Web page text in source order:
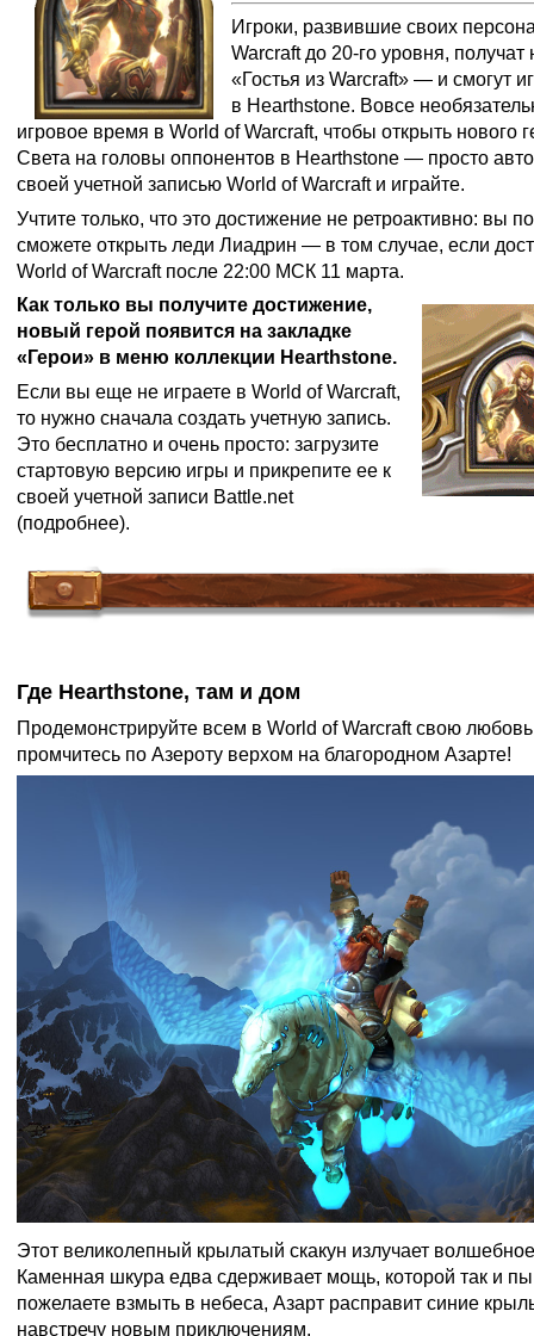
Игроки, развившие своих
Warcraft до 20-го уровня,
«Гостья из Warcraft» — и смогут
в Hearthstone. Вовсе
игровое время в World of Warcraft, чтобы открыть нового
Света на головы оппонентов в Hearthstone — просто
своей учетной записью World of Warcraft и играйте.
Учтите только, что это достижение не ретроактивно: вы
сможете открыть леди Лиадрин — в том случае, если
World of Warcraft после 22:00 МСК 11 марта.
Как только вы получите достижение,
новый герой появится на закладке
«Герои» в меню коллекции Hearthstone.
Если вы еще не играете в World of Warcraft,
то нужно сначала создать учетную запись.
Это бесплатно и очень просто: загрузите
стартовую версию игры и прикрепите ее к
своей учетной записи Battle.net
(подробнее).
Где Hearthstone, там и дом
Продемонстрируйте всем в World of Warcraft свою
промчитесь по Азероту верхом на благородном Азарте!
Этот великолепный крылатый скакун излучает
Каменная шкура едва сдерживает мощь, которой так и
пожелаете взмыть в небеса, Азарт расправит синие
навстречу новым приключениям.